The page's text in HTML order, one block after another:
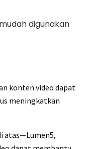
digunakan
konten video dapat
meningkatkan
atas—Lumen5,